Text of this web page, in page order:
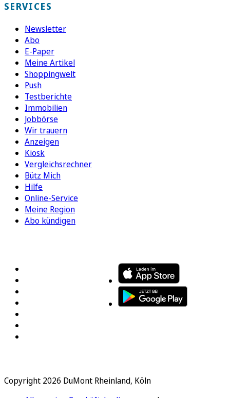
SERVICES
Newsletter
Abo
E-Paper
Meine Artikel
Shoppingwelt
Push
Testberichte
Immobilien
Jobbörse
Wir trauern
Anzeigen
Kiosk
Vergleichsrechner
Bütz Mich
Hilfe
Online-Service
Meine Region
Abo kündigen
Copyright 2026 DuMont Rheinland, Köln